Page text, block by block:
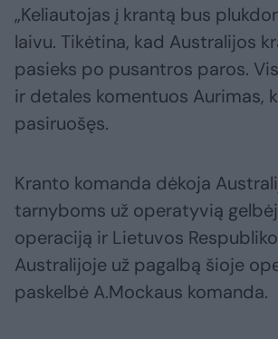
„Keliautojas į krantą bus
laivu. Tikėtina, kad Australijos
pasieks po pusantros paros.
ir detales komentuos Aurimas,
pasiruošęs.
Kranto komanda dėkoja
tarnyboms už operatyvią
operaciją ir Lietuvos
Australijoje už pagalbą šioje
paskelbė A.Mockaus komanda.